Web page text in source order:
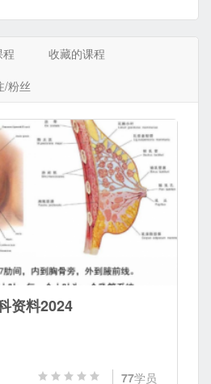
收藏的课程
/粉丝
资料2024
77学员